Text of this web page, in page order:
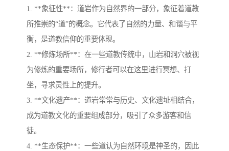
1. **象征性**：道岩作为自然界的一部分，象征着道教
所推崇的“道”的概念。它代表了自然的力量、和谐与平
衡，是道教信仰的重要体现。
2. **修炼场所**：在一些道教传统中，山岩和洞穴被视
为修炼的重要场所，修行者可以在这里进行冥想、打
坐，寻求灵性上的提升。
3. **文化遗产**：道岩常常与历史、文化遗址相结合，
成为道教文化的重要组成部分，吸引了众多游客和信
徒。
4. **生态保护**：一些道认为自然环境是神圣的，因此